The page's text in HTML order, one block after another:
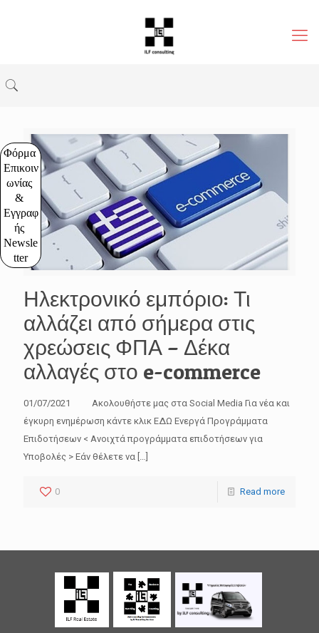
Φόρμα
Επικοιν
ωνίας
&
Εγγραφ
ής
Newsle
tter
Ηλεκτρονικό εμπόριο: Τι
αλλάζει από σήμερα στις
χρεώσεις ΦΠΑ – Δέκα
αλλαγές στο e-commerce
01/07/2021 Ακολουθήστε μας στα Social Media Για νέα και
έγκυρη ενημέρωση κάντε κλικ ΕΔΩ Ενεργά Προγράμματα
Επιδοτήσεων < Ανοιχτά προγράμματα επιδοτήσεων για
Υποβολές > Εάν θέλετε να
0 Read more